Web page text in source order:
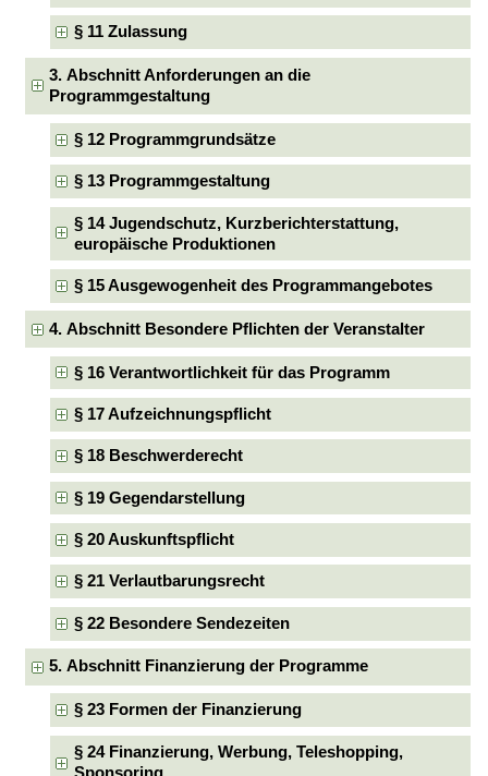
§ 11 Zulassung
3. Abschnitt Anforderungen an die
Programmgestaltung
§ 12 Programmgrundsätze
§ 13 Programmgestaltung
§ 14 Jugendschutz, Kurzberichterstattung,
europäische Produktionen
§ 15 Ausgewogenheit des Programmangebotes
4. Abschnitt Besondere Pflichten der Veranstalter
§ 16 Verantwortlichkeit für das Programm
§ 17 Aufzeichnungspflicht
§ 18 Beschwerderecht
§ 19 Gegendarstellung
§ 20 Auskunftspflicht
§ 21 Verlautbarungsrecht
§ 22 Besondere Sendezeiten
5. Abschnitt Finanzierung der Programme
§ 23 Formen der Finanzierung
§ 24 Finanzierung, Werbung, Teleshopping,
Sponsoring